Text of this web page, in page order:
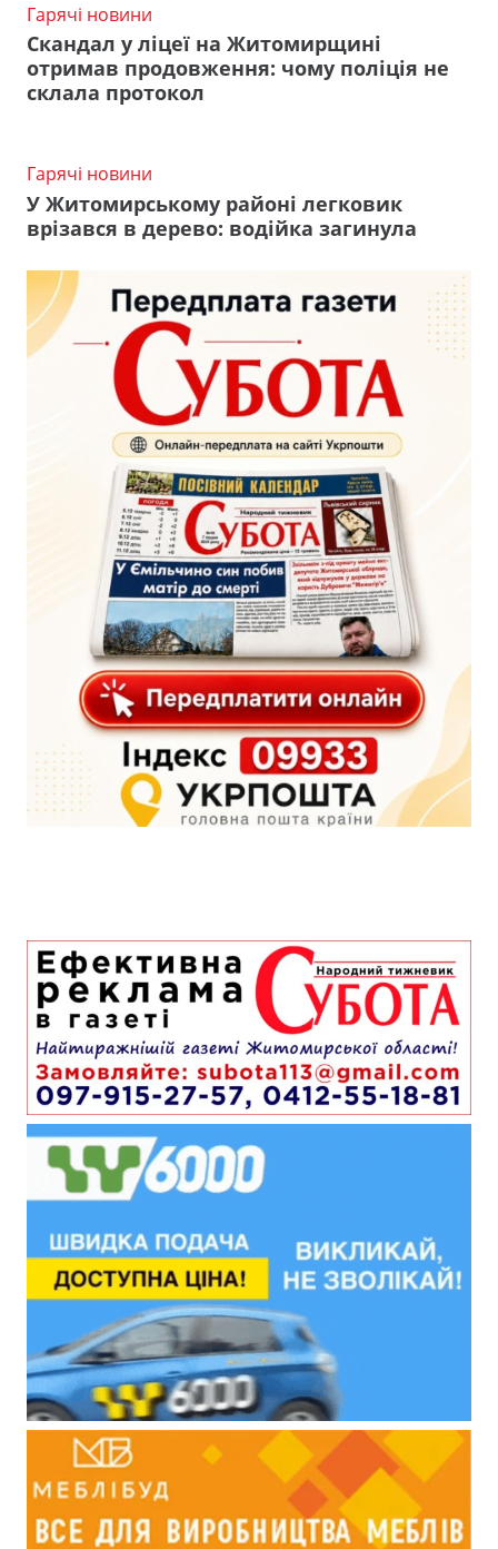
Гарячі новини
Скандал у ліцеї на Житомирщині
отримав продовження: чому поліція не
склала протокол
Гарячі новини
У Житомирському районі легковик
врізався в дерево: водійка загинула